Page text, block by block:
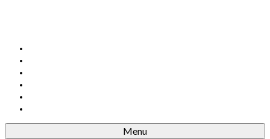
Menu